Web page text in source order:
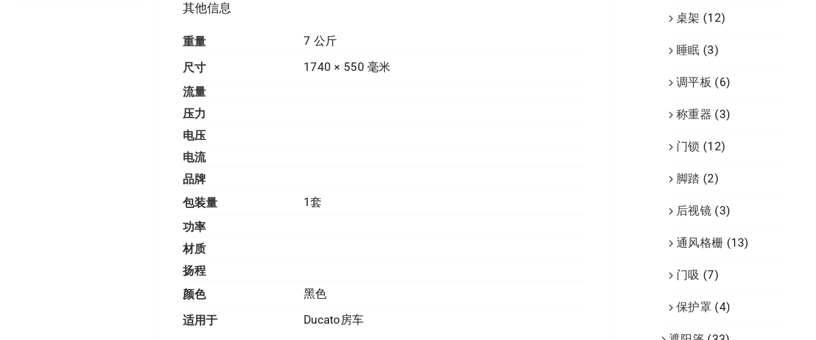
其他信息
重量 7 公斤
尺寸 1740 × 550 毫米
流量
压力
电压
电流
品牌
包装量
1套
功率
材质
扬程
颜色
黑色
适用于 Ducato房车
桌架 (12)
睡眠 (3)
调平板 (6)
称重器 (3)
门锁 (12)
脚踏 (2)
后视镜 (3)
通风格栅 (13)
门吸 (7)
保护罩 (4)